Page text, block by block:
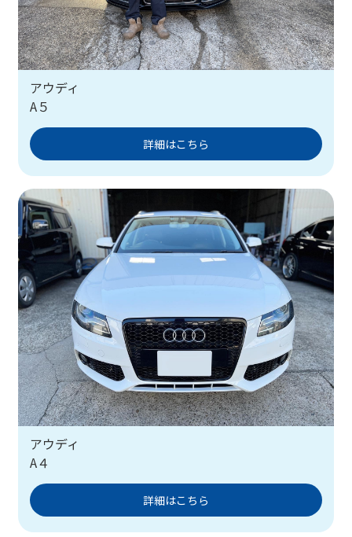
アウディ
A５
詳細はこちら
アウディ
A４
詳細はこちら